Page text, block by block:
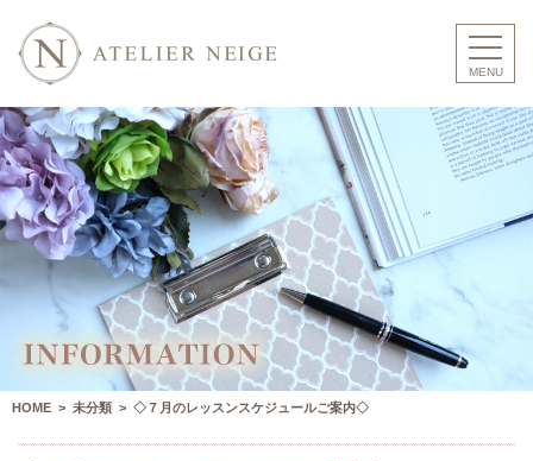
HOME > 未分類 > ◇７月のレッスンスケジュールご案内◇